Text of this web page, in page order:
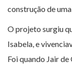
construção de
O projeto surgiu
Isabela, e
Foi quando Jair